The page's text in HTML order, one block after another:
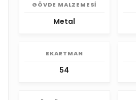
GÖVDE MALZEMESI
Metal
EKARTMAN
54